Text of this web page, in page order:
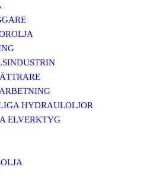
HYDRAULOLJOR
ELVERKTYG